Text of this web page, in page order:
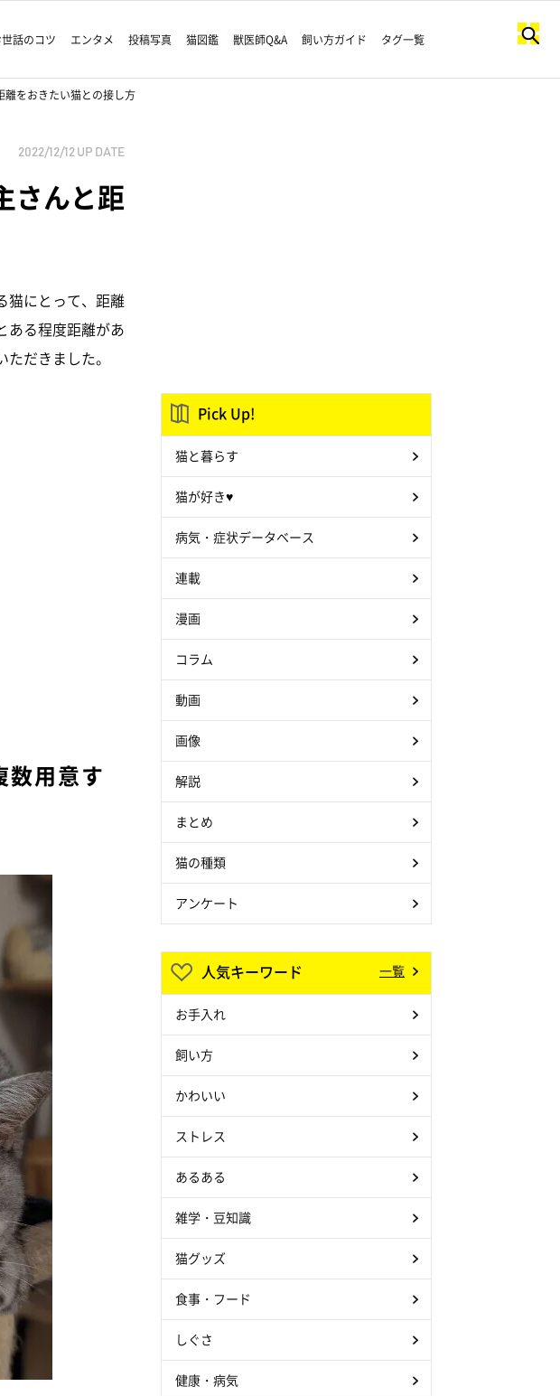
話のコツ エンタメ 投稿写真 猫図鑑 獣医師Q&A 飼い方ガイド タグ一覧
をおきたい猫との接し方
2022/12/12 UP DATE
さんと距
猫にとって、距離
ある程度距離があ
だきました。
数用意す
Pick Up!
猫と暮らす
猫が好き♥
病気・症状データベース
連載
漫画
コラム
動画
画像
解説
まとめ
猫の種類
アンケート
人気キーワード 一覧
お手入れ
飼い方
かわいい
ストレス
あるある
雑学・豆知識
猫グッズ
食事・フード
しぐさ
健康・病気